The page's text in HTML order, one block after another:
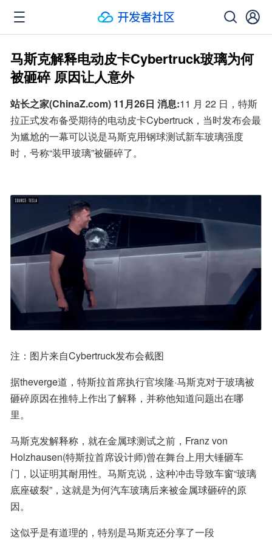
马斯克解释电动皮卡Cybertruck玻璃为何
被砸碎 原因让人意外
站长之家(ChinaZ.com) 11月26日 消息:11 月 22 日，特斯
拉正式发布备受期待的电动皮卡Cybertruck，当时发布会最
为尴尬的一幕可以说是马斯克用钢球测试新车玻璃强度
时，号称“装甲玻璃”被砸碎了。
注：图片来自Cybertruck发布会截图
据theverge道，特斯拉首席执行官埃隆·马斯克对于玻璃被
砸碎原因在推特上作出了解释，并称他知道问题出在哪
里。
马斯克发解释称，就在金属球测试之前，Franz von
Holzhausen(特斯拉首席设计师)曾在舞台上用大锤砸车
门，以证明其耐用性。马斯克说，这种冲击导致车窗“玻璃
底座破裂”，这就是为何汽车玻璃后来被金属球砸碎的原
因。
这似乎是有道理的，特别是马斯克还分享了一段